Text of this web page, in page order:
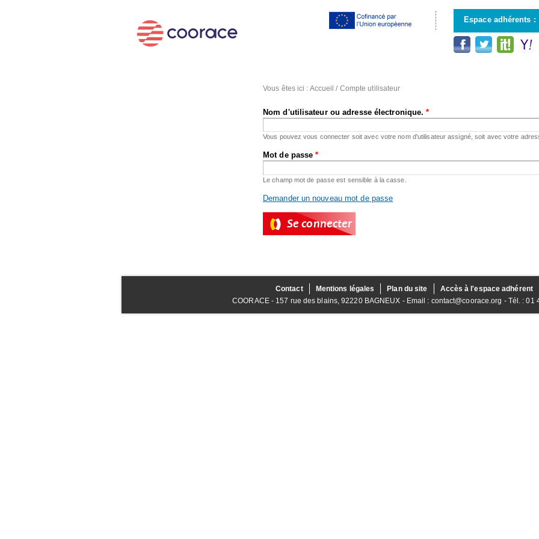
contenu
principal
Espace adhérents :
Vous êtes ici : Accueil / Compte utilisateur
Nom d'utilisateur ou adresse électronique.*
Vous pouvez vous connecter soit avec votre nom d'utilisateur assigné, soit avec votre
Mot de passe*
Le champ mot de passe est sensible à la casse.
Demander un nouveau mot de passe
Contact Mentions légales Plan du site
Accès à l'espace adhérent
COORACE - 157 rue des blains, 92220 BAGNEUX - Email : contact@coorace.org - Tél. : 01